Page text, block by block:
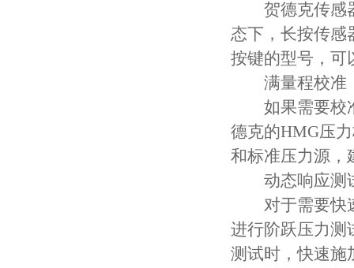
贺德克传感器
态下，长按传感
按键的型号，可
满量程校准
如果需要校准
德克的HMG压
和标准压力源，
动态响应测
对于需要快速
进行阶跃压力测
测试时，快速施